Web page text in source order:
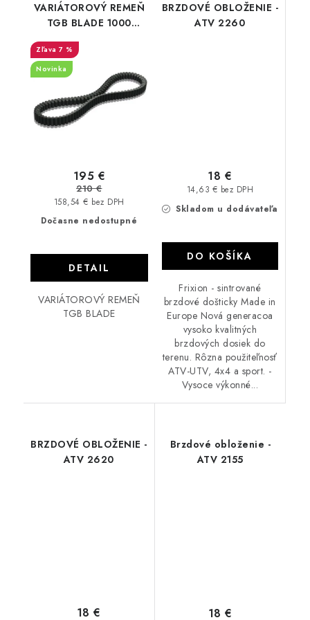
VARIÁTOROVÝ REMEŇ
TGB BLADE 1000
7 %
Novinka
Dočasne nedostupné
158,54 € bez DPH
195 €
210 €
DETAIL
VARIÁTOROVÝ REMEŇ
TGB BLADE
BRZDOVÉ OBLOŽENIE -
ATV 2260
Skladom u dodávateľa
14,63 € bez DPH
18 €
DO KOŠÍKA
Frixion - sintrované
brzdové došticky Made in
Europe Nová generacoa
vysoko kvalitných
brzdových dosiek do
terenu. Rôzna použiteľnosť
ATV-UTV, 4x4 a sport. -
Vysoce výkonné...
BRZDOVÉ OBLOŽENIE -
ATV 2620
18 €
Brzdové obloženie -
ATV 2155
18 €